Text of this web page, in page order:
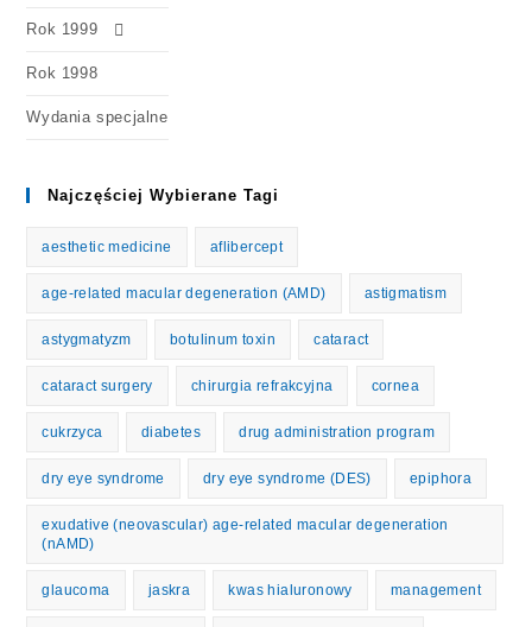
Rok 1999
Rok 1998
Wydania specjalne
Najczęściej Wybierane Tagi
aesthetic medicine aflibercept
age-related macular degeneration (AMD) astigmatism
astygmatyzm botulinum toxin cataract
cataract surgery chirurgia refrakcyjna cornea
cukrzyca diabetes drug administration program
dry eye syndrome dry eye syndrome (DES) epiphora
exudative (neovascular) age-related macular degeneration
(nAMD)
glaucoma jaskra kwas hialuronowy management